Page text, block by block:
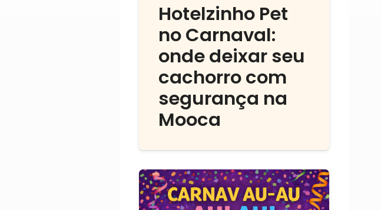
Hotelzinho Pet
no Carnaval:
onde deixar seu
cachorro com
segurança na
Mooca